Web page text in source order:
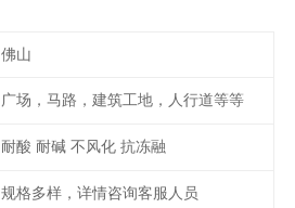
佛山
广场，马路，建筑工地，人行道等等
耐酸 耐碱 不风化 抗冻融
规格多样，详情咨询客服人员